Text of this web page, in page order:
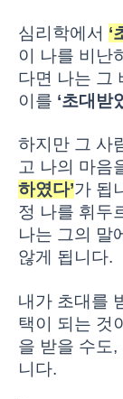
심리학에서 ‘
이 나를 비난
다면 나는 그
이를 ‘초대받
하지만 그 사
고 나의 마음
하였다’가 됩
정 나를 휘두
나는 그의 말
않게 됩니다.
내가 초대를
택이 되는 것
을 받을 수도,
니다.